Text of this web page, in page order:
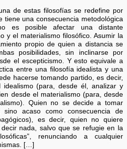
de estas filosofías se redefine por
tiene una consecuencia metodológica
es posible afectar una distante
y el materialismo filosófico. Asumir la
propio de quien a distancia se
posibilidades, sin inclinarse por
el escepticismo. Y esto equivale a
entre una filosofía idealista y una
hacerse tomando partido, es decir,
(para, desde él, analizar y
desde el materialismo (para, desde
Quien no se decide a tomar
acaso como consecuencia de
es decir, quien no quiere
decir nada, salvo que se refugie en la
renunciando a cualquier
[…]